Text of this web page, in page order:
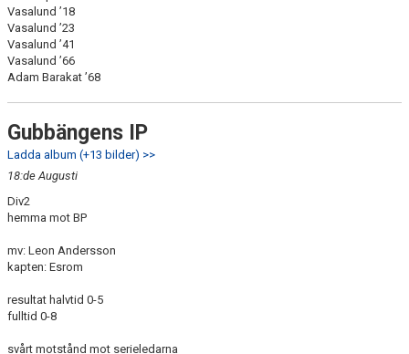
Vasalund ’18
Vasalund ’23
Vasalund ’41
Vasalund ’66
Adam Barakat ’68
Gubbängens IP
Ladda album (+13 bilder) >>
18:de Augusti
Div2
hemma mot BP
mv: Leon Andersson
kapten: Esrom
resultat halvtid 0-5
fulltid 0-8
svårt motstånd mot serieledarna